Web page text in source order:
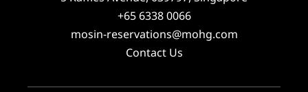
+65 6338 0066
mosin-reservations@mohg.com
Contact Us